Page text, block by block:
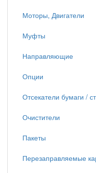
Моторы, Двигатели
Муфты
Направляющие
Опции
Отсекатели бумаги /
Очистители
Пакеты
Перезаправляемые